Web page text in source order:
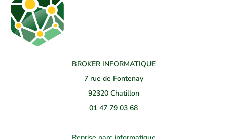
BROKER INFORMATIQUE
7 rue de Fontenay
92320 Chatillon
01 47 79 03 68